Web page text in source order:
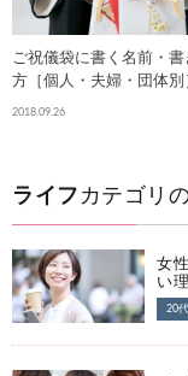
ご祝儀袋に書く名前・
方［個人・夫婦・団体別
2018.09.26
ライフ カテゴリ
女
い
20代